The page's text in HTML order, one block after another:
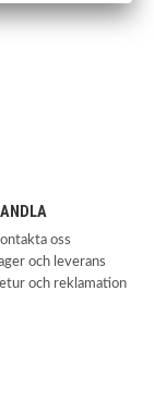
oss
och leverans
och reklamation